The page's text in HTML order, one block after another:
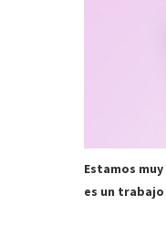
Estamos
es un